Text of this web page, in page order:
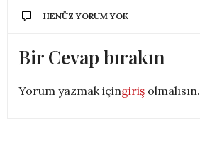
HENÜZ YORUM YOK
Bir Cevap bırakın
Yorum yazmak içingiriş olmalısın.